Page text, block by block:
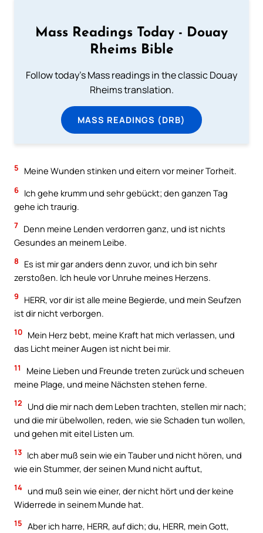
Mass Readings Today - Douay
Rheims Bible
Follow today's Mass readings in the classic Douay
Rheims translation.
MASS READINGS (DRB)
5 Meine Wunden stinken und eitern vor meiner Torheit.
6 Ich gehe krumm und sehr gebückt; den ganzen Tag
gehe ich traurig.
7 Denn meine Lenden verdorren ganz, und ist nichts
Gesundes an meinem Leibe.
8
Es ist mir gar anders denn zuvor, und ich bin sehr
zerstoßen. Ich heule vor Unruhe meines Herzens.
9
HERR, vor dir ist alle meine Begierde, und mein Seufzen
ist dir nicht verborgen.
10 Mein Herz bebt, meine Kraft hat mich verlassen, und
das Licht meiner Augen ist nicht bei mir.
11
Meine Lieben und Freunde treten zurück und scheuen
meine Plage, und meine Nächsten stehen ferne.
12
Und die mir nach dem Leben trachten, stellen mir nach;
und die mir übelwollen, reden, wie sie Schaden tun wollen,
und gehen mit eitel Listen um.
13 Ich aber muß sein wie ein Tauber und nicht hören, und
wie ein Stummer, der seinen Mund nicht auftut,
14 und muß sein wie einer, der nicht hört und der keine
Widerrede in seinem Munde hat.
15 Aber ich harre, HERR, auf dich; du, HERR, mein Gott,